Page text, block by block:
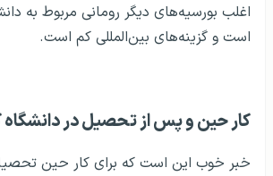
اغلب بورسیه‌های دیگر رومانی مربوط به
است و گزینه‌های بین‌المللی کم است.
کار حین و پس از تحصیل در دانشگاه
خبر خوب این است که برای کار حین